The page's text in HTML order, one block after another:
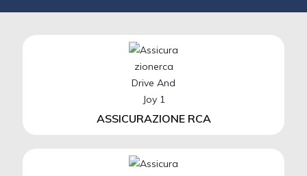
ASSICURAZIONE RCA